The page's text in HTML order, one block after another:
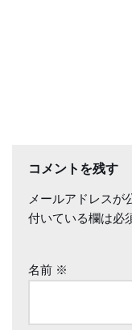
コメントを残す
メールアドレスが
付いている欄は必
名前 ※